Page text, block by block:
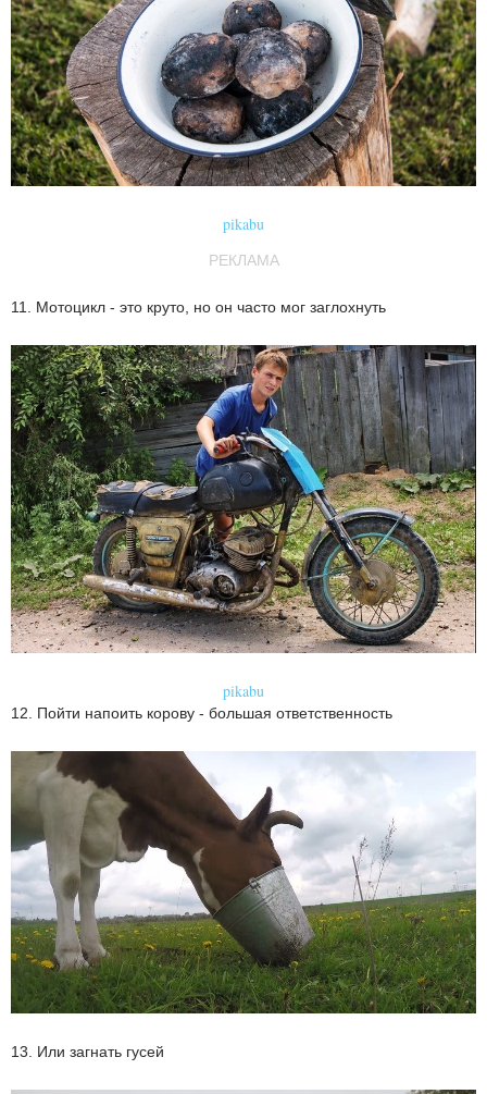
pikabu
РЕКЛАМА
11. Мотоцикл - это круто, но он часто мог заглохнуть
pikabu
12. Пойти напоить корову - большая ответственность
13. Или загнать гусей